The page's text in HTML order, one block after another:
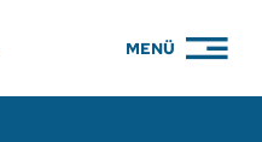
MENÜ